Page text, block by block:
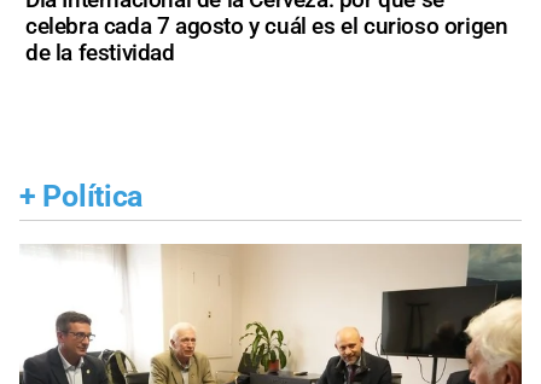
celebra cada 7 agosto y cuál es el curioso origen
de la festividad
+ Política